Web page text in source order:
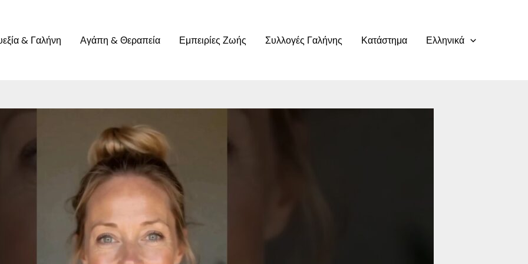
& Γαλήνη Αγάπη & Θεραπεία Εμπειρίες Ζωής Συλλογές Γαλήνης Κατάστημα Ελληνικά